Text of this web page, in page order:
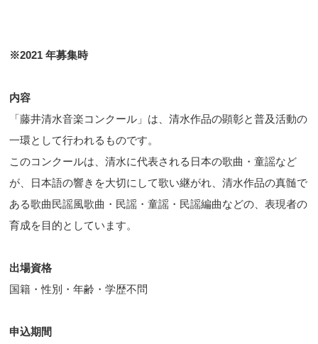
※2021 年募集時
内容
「藤井清水音楽コンクール」は、清水作品の顕彰と普及活動の
一環として行われるものです。
このコンクールは、清水に代表される日本の歌曲・童謡など
が、日本語の響きを大切にして歌い継がれ、清水作品の真髄で
ある歌曲民謡風歌曲・民謡・童謡・民謡編曲などの、表現者の
育成を目的としています。
出場資格
国籍・性別・年齢・学歴不問
申込期間